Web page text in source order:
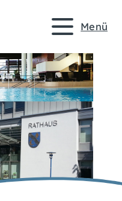
Menü